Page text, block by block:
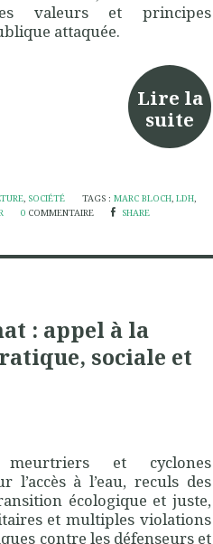
valeurs et principes
attaquée.
Lire la
suite
, SOCIÉTÉ TAGS :MARC BLOCH,LDH,
0 COMMENTAIRE SHARE
: appel à la
sociale et
et cyclones
l’accès à l’eau, reculs des
écologique et juste,
et multiples violations
contre les défenseurs et